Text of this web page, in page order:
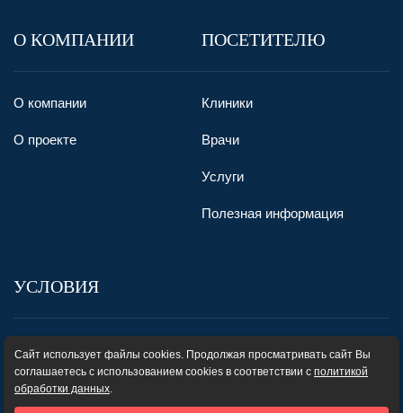
О КОМПАНИИ
О компании
О проекте
ПОСЕТИТЕЛЮ
Клиники
Врачи
Услуги
Полезная информация
УСЛОВИЯ
Пользовательское соглашение
Карта сайта
Сайт использует файлы cookies. Продолжая просматривать сайт Вы
соглашаетесь с использованием cookies в соответствии с политикой
обработки данных.